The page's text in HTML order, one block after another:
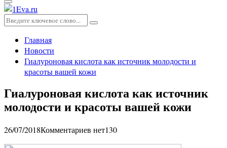
Основное
меню
Искать:
Поиск
Главная
Новости
Гиалуроновая кислота как источник молодости и
красоты вашей кожи
Гиалуроновая кислота как источник
молодости и красоты вашей кожи
26/07/2018Комментариев нет130